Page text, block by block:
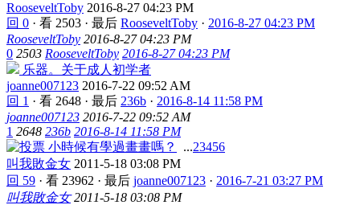
RooseveltToby 2016-8-27 04:23 PM
回 0 · 看 2503 · 最后 RooseveltToby · 2016-8-27 04:23 PM
RooseveltToby 2016-8-27 04:23 PM
0 2503 RooseveltToby 2016-8-27 04:23 PM
乐器。关于成人初学者
joanne007123 2016-7-22 09:52 AM
回 1 · 看 2648 · 最后 236b · 2016-8-14 11:58 PM
joanne007123 2016-7-22 09:52 AM
1 2648 236b 2016-8-14 11:58 PM
小時候有學過畫畫嗎？
...23456
叫我敗金女 2011-5-18 03:08 PM
回 59 · 看 23962 · 最后 joanne007123 · 2016-7-21 03:27 PM
叫我敗金女 2011-5-18 03:08 PM